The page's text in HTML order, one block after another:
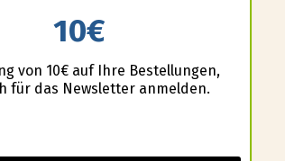
10€
von 10€ auf Ihre Bestellungen,
für das Newsletter anmelden.